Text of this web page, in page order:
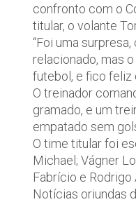
confronto com o
titular, o volante
“Foi uma
relacionado, mas
futebol, e fico feliz
O treinador
gramado, e um
empatado sem
O time titular foi
Michael; Vágner
Fabrício e Rodrigo
Notícias oriundas